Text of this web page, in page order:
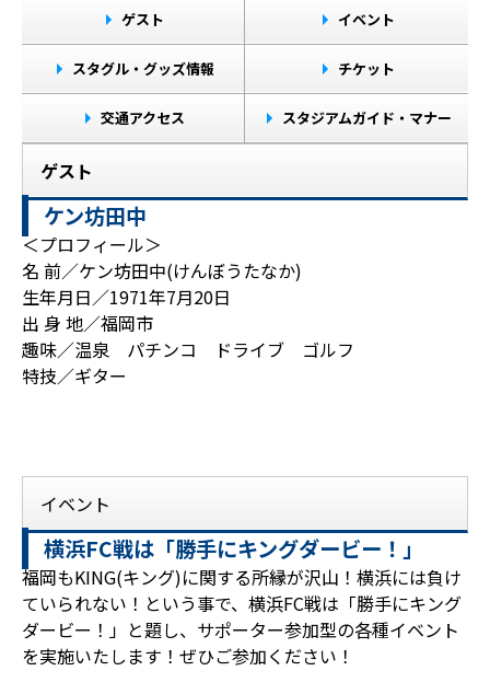
ゲスト イベント
スタグル・グッズ情報 チケット
交通アクセス スタジアムガイド・マナー
ゲスト
ケン坊田中
＜プロフィール＞
名 前／ケン坊田中(けんぼうたなか)
生年月日／1971年7月20日
出 身 地／福岡市
趣味／温泉 パチンコ ドライブ ゴルフ
特技／ギター
イベント
横浜FC戦は「勝手にキングダービー！」
福岡もKING(キング)に関する所縁が沢山！横浜には負け
ていられない！という事で、横浜FC戦は「勝手にキング
ダービー！」と題し、サポーター参加型の各種イベント
を実施いたします！ぜひご参加ください！